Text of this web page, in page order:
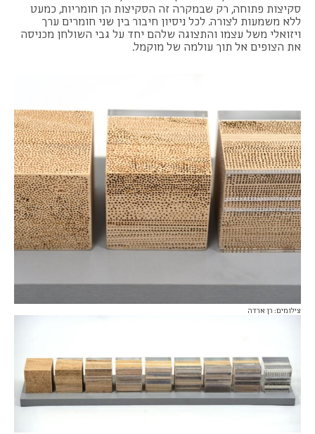
סקיצות פתוחה, רק שבמקרה זה הסקיצות הן חומריות, כמעט
ללא משמעות לצורה. לכל ניסיון חיבור בין שני חומרים ערך
ויזואלי משל עצמו והתצוגה שלהם יחד על גבי השולחן מכניסה
את הצופים אל תוך עולמה של מוקמל.
צילומים: רן ארדה